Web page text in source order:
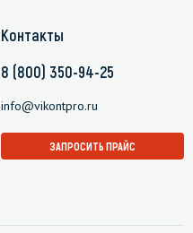
Контакты
8 (800) 350-94-25
info@vikontpro.ru
ЗАПРОСИТЬ ПРАЙС